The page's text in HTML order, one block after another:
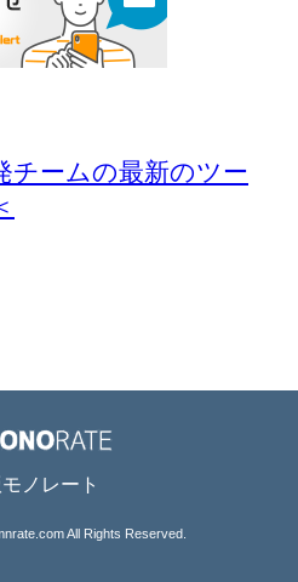
チームの最新のツー
ノレート
All Rights Reserved.